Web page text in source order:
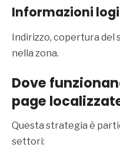
Informazioni
Indirizzo, copertura
nella zona.
Dove
page
Questa strategia è
settori: